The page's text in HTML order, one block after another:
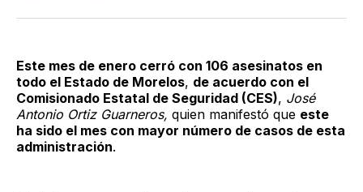
TwitterFacebook
LinkedIn
Email
Este mes de enero cerró con 106 asesinatos en
todo el Estado de Morelos, de acuerdo con el
Comisionado Estatal de Seguridad (CES), José
Antonio Ortiz Guarneros, quien manifestó que este
ha sido el mes con mayor número de casos de esta
administración.